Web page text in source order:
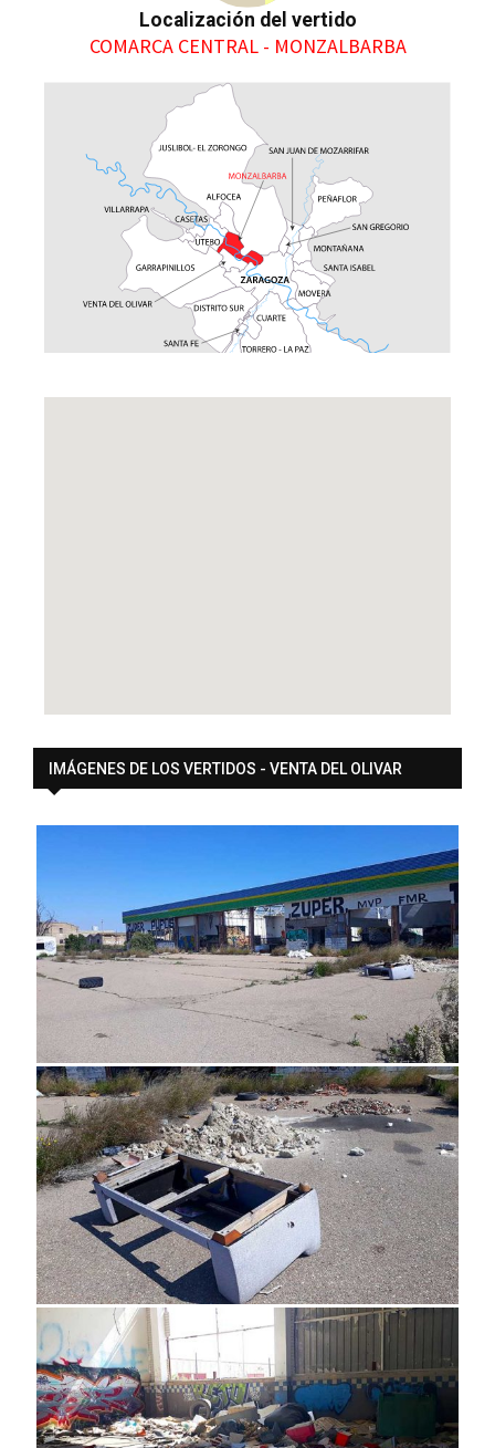
Localización del vertido
COMARCA CENTRAL - MONZALBARBA
IMÁGENES DE LOS VERTIDOS - VENTA DEL OLIVAR